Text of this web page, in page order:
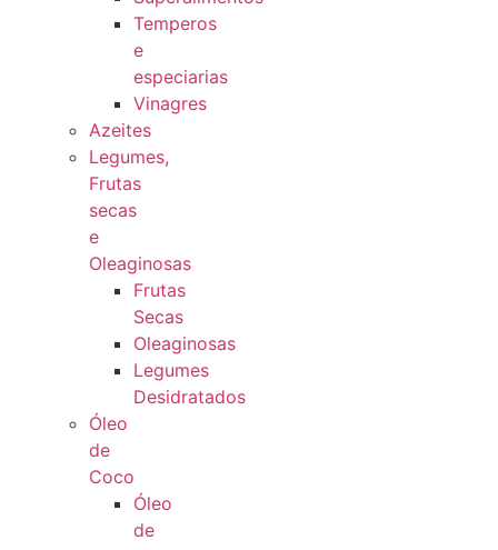
Temperos
e
especiarias
Vinagres
Azeites
Legumes,
Frutas
secas
e
Oleaginosas
Frutas
Secas
Oleaginosas
Legumes
Desidratados
Óleo
de
Coco
Óleo
de